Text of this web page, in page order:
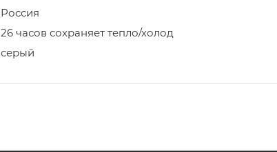
Россия
26 часов сохраняет тепло/холод
серый